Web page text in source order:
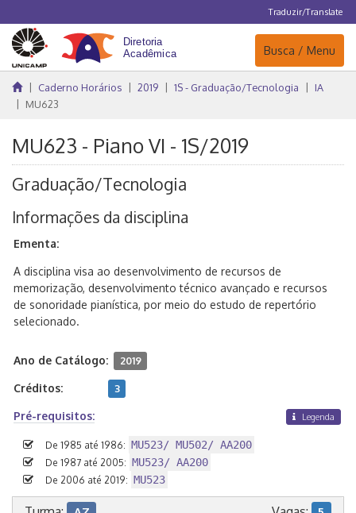
Traduzir/Translate
Navegação
Busca / Menu
Caderno Horários 2019 1S - Graduação/Tecnologia
IA
MU623
MU623 - Piano VI - 1S/2019
Graduação/Tecnologia
Informações da disciplina
Ementa:
A disciplina visa ao desenvolvimento de recursos de
memorização, desenvolvimento técnico avançado e recursos
de sonoridade pianística, por meio do estudo de repertório
selecionado.
Ano de Catálogo: 2019
Créditos: 3
Pré-requisitos: Legenda
De 1985 até 1986: MU523/ MU502/ AA200
De 1987 até 2005: MU523/ AA200
De 2006 até 2019: MU523